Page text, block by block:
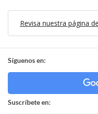
Revisa nuestra página
Síguenos en:
Suscríbete en: